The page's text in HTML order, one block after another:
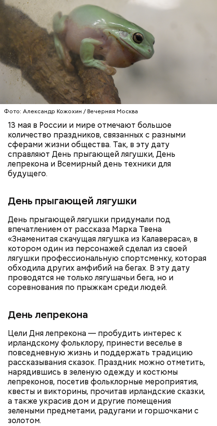
Фото: Александр Кожохин / Вечерняя Москва
13 мая в России и мире отмечают большое
количество праздников, связанных с разными
сферами жизни общества. Так, в эту дату
справляют День прыгающей лягушки, День
лепрекона и Всемирный день техники для
будущего.
День прыгающей лягушки
День прыгающей лягушки придумали под
впечатлением от рассказа Марка Твена
«Знаменитая скачущая лягушка из Калавераса», в
котором один из персонажей сделал из своей
лягушки профессиональную спортсменку, которая
обходила других амфибий на бегах. В эту дату
проводятся не только лягушачьи бега, но и
соревнования по прыжкам среди людей.
День лепрекона
Цели Дня лепрекона — пробудить интерес к
ирландскому фольклору, принести веселье в
повседневную жизнь и поддержать традицию
рассказывания сказок. Праздник можно отметить,
нарядившись в зеленую одежду и костюмы
лепреконов, посетив фольклорные мероприятия,
квесты и викторины, прочитав ирландские сказки,
а также украсив дом и другие помещения
зелеными предметами, радугами и горшочками с
золотом.
Спагетти из кабачков
Ингредиенты:
— В дыне содержится много сахара, который
представлен фруктозой. С одной стороны — это
хорошо, потому что дает энергию. Но важно
помнить, что сладкими дынями не нужно сильно
Терапевт Кондрахин назвал
продукты и напитки, которые
выводят токсины из организма
Ранние плоды, по словам врача, лучше не есть:
беременным, кормящим женщинам;
людям с ослабленной иммунной системой;
пожилым;
детям.
Чистит сосуды и защищает от
рака: чем полезен кресс-салат